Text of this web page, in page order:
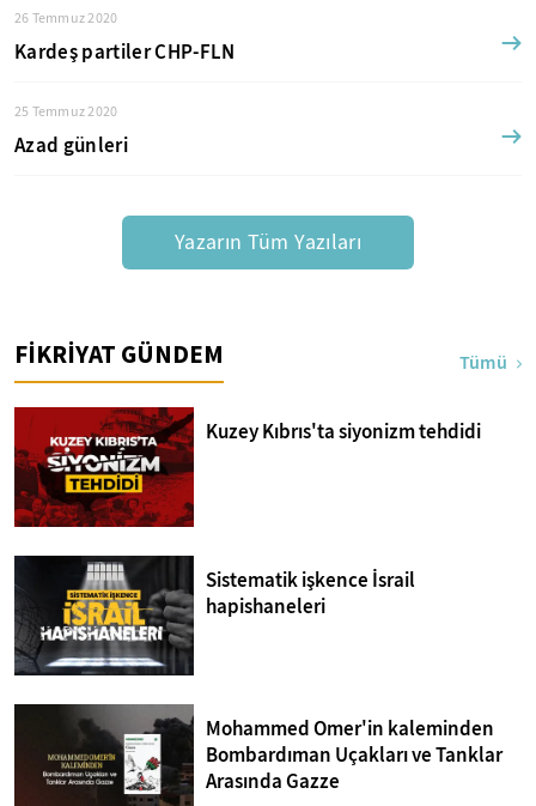
26 Temmuz 2020
Kardeş partiler CHP-FLN
25 Temmuz 2020
Azad günleri
Yazarın Tüm Yazıları
FİKRİYAT GÜNDEM Tümü
Kuzey Kıbrıs'ta siyonizm tehdidi
Sistematik işkence İsrail
hapishaneleri
Mohammed Omer'in kaleminden
Bombardıman Uçakları ve Tanklar
Arasında Gazze